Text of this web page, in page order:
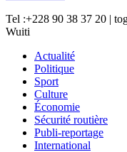
Tel :+228 90 38 37 20 |
Wuiti
Actualité
Politique
Sport
Culture
Économie
Sécurité routière
Publi-reportage
International